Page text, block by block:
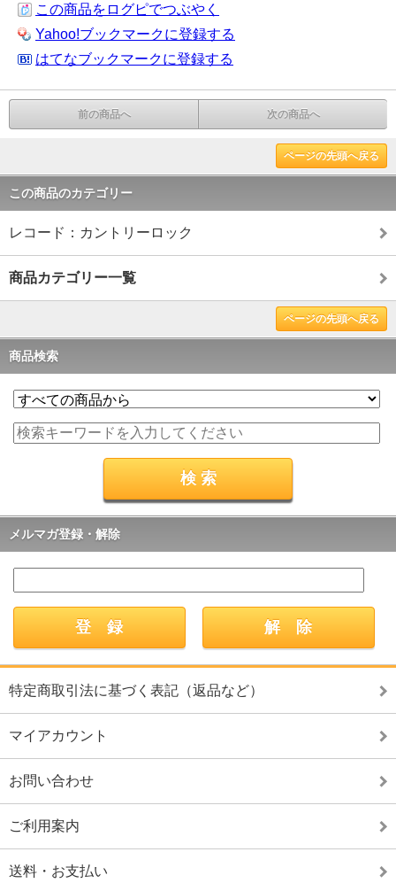
この商品をログピでつぶやく
Yahoo!ブックマークに登録する
はてなブックマークに登録する
前の商品へ 次の商品へ
ページの先頭へ戻る
この商品のカテゴリー
レコード：カントリーロック
商品カテゴリー一覧
ページの先頭へ戻る
商品検索
メルマガ登録・解除
特定商取引法に基づく表記（返品など）
マイアカウント
お問い合わせ
ご利用案内
送料・お支払い